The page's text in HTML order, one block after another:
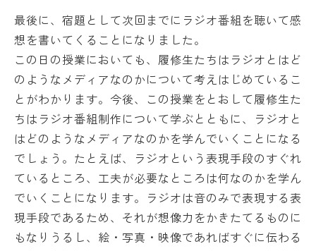
最後に、宿題として次回までにラジオ番組を聴いて感
想を書いてくることになりました。
この日の授業においても、履修生たちはラジオとはど
のようなメディアなのかについて考えはじめているこ
とがわかります。今後、この授業をとおして履修生た
ちはラジオ番組制作について学ぶとともに、ラジオと
はどのようなメディアなのかを学んでいくことになる
でしょう。たとえば、ラジオという表現手段のすぐれ
ているところ、工夫が必要なところは何なのかを学ん
でいくことになります。ラジオは音のみで表現する表
現手段であるため、それが想像力をかきたてるものに
もなりうるし、絵・写真・映像であればすぐに伝わる